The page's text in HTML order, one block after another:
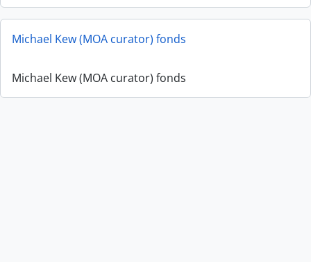
Michael Kew (MOA curator) fonds
Michael Kew (MOA curator) fonds